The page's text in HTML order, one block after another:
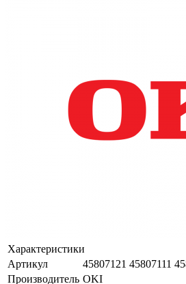
Характеристики
Артикул
45807121 45807111
Производитель OKI